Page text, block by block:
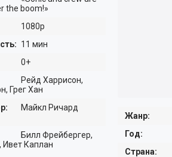
УЖАСЫ
Жанр:
Год:
Страна:
the boom!»
1080p
11 мин
0+
Рейд Харрисон,
Грег Хан
Майкл Ричард
Билл Фрейбергер,
Ивет Каплан